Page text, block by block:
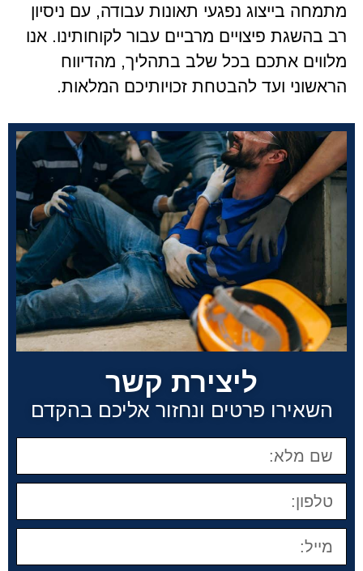
מתמחה בייצוג נפגעי תאונות עבודה, עם ניסיון
רב בהשגת פיצויים מרביים עבור לקוחותינו. אנו
מלווים אתכם בכל שלב בתהליך, מהדיווח
הראשוני ועד להבטחת זכויותיכם המלאות.
ליצירת קשר
השאירו פרטים ונחזור אליכם בהקדם